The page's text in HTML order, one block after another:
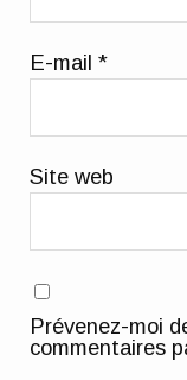
E-mail*
Site web
Prévenez-moi
commentaires